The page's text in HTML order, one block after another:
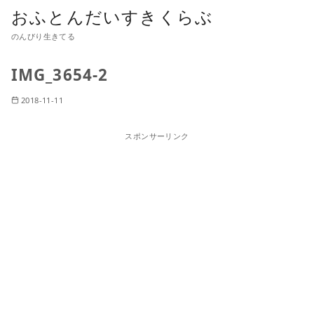
おふとんだいすきくらぶ
のんびり生きてる
IMG_3654-2
2018-11-11
スポンサーリンク